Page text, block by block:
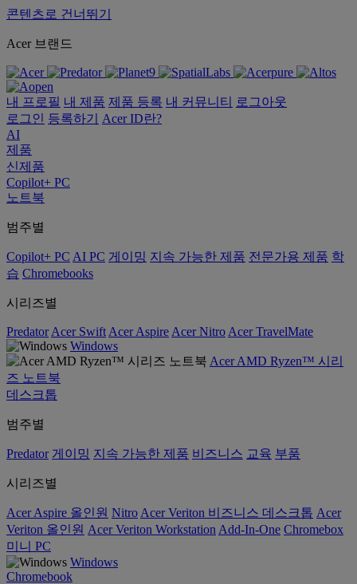
콘텐츠로 건너뛰기
Acer 브랜드
내 프로필 내 제품 제품 등록 내 커뮤니티
로그아웃
로그인
등록하기
Acer ID란?
AI
제품
신제품
Copilot+ PC
노트북
범주별
Copilot+ PC AI PC 게이밍 지속 가능한 제품 전문가용 제품 학
습 Chromebooks
시리즈별
Predator Acer Swift Acer Aspire Acer Nitro Acer TravelMate
Windows
Acer AMD Ryzen™ 시리
즈 노트북
데스크톱
범주별
Predator 게이밍 지속 가능한 제품 비즈니스 교육 부품
시리즈별
Acer Aspire 올인원 Nitro Acer Veriton 비즈니스 데스크톱 Acer
Veriton 올인원 Acer Veriton Workstation Add-In-One Chromebox
미니 PC
Windows
Chromebook